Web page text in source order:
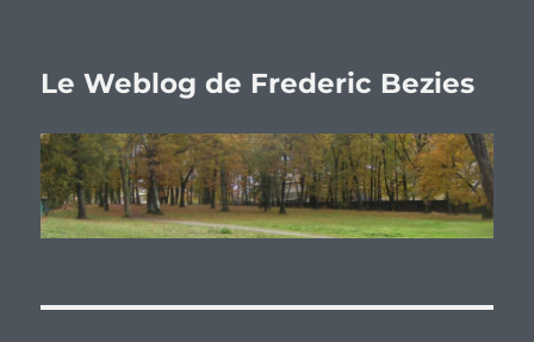
Le Weblog de Frederic Bezies